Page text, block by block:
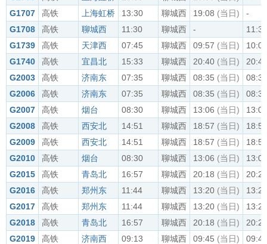
G1707
高铁 上海虹桥 13:30 聊城西 19:08 (当日)
-
G1708
高铁 聊城西 11:30 聊城西 -
11:30
G1739
高铁 天津西 07:45 聊城西 09:57 (当日)
10:00
G1740
高铁 宜昌北 15:33 聊城西 20:40 (当日)
20:43
G2003
高铁 济南东 07:35 聊城西 08:35 (当日)
08:38
G2006
高铁 济南东 07:35 聊城西 08:35 (当日)
08:38
G2007
高铁 烟台 08:30 聊城西 13:06 (当日)
13:08
G2008
高铁 西安北 14:51 聊城西 18:57 (当日)
18:59
G2009
高铁 西安北 14:51 聊城西 18:57 (当日)
18:59
G2010
高铁 烟台 08:30 聊城西 13:06 (当日)
13:08
G2015
高铁 青岛北 16:57 聊城西 20:18 (当日)
20:21
G2016
高铁 郑州东 11:44 聊城西 13:20 (当日)
13:28
G2017
高铁 郑州东 11:44 聊城西 13:20 (当日)
13:28
G2018
高铁 青岛北 16:57 聊城西 20:18 (当日)
20:21
G2019
高铁 济南西 09:13 聊城西 09:45 (当日)
09:48